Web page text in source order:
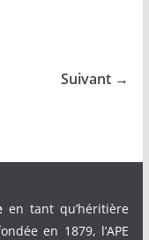
Suivant →
en tant qu’héritière
en 1879, l’APE